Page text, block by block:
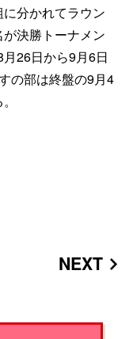
分かれてラウン
決勝トーナメン
26日から9月6日
の部は終盤の9月4
NEXT